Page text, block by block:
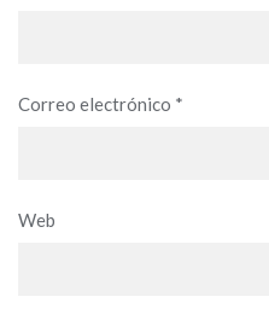
Correo electrónico *
Web